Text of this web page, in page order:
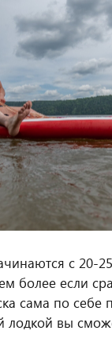
с 20-
более если
сама по себе
лодкой вы